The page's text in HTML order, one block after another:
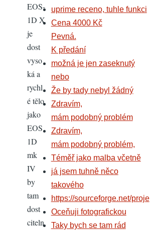
EOS-
1D X
je
dost
vyso
ká a
rychl
é tělo
jako
EOS
1D
mk
IV
by
tam
dost
citeln
uprime receno, tuhle funkci
Cena 4000 Kč
Pevná.
K předání
možná je jen zaseknutý
nebo
Že by tady nebyl žádný
Zdravím,
mám podobný problém
Zdravím,
mám podobný problém,
Téměř jako malba včetně
já jsem tuhně něco
takového
https://sourceforge.net/proje
Oceňuji fotografickou
Taky bych se tam rád